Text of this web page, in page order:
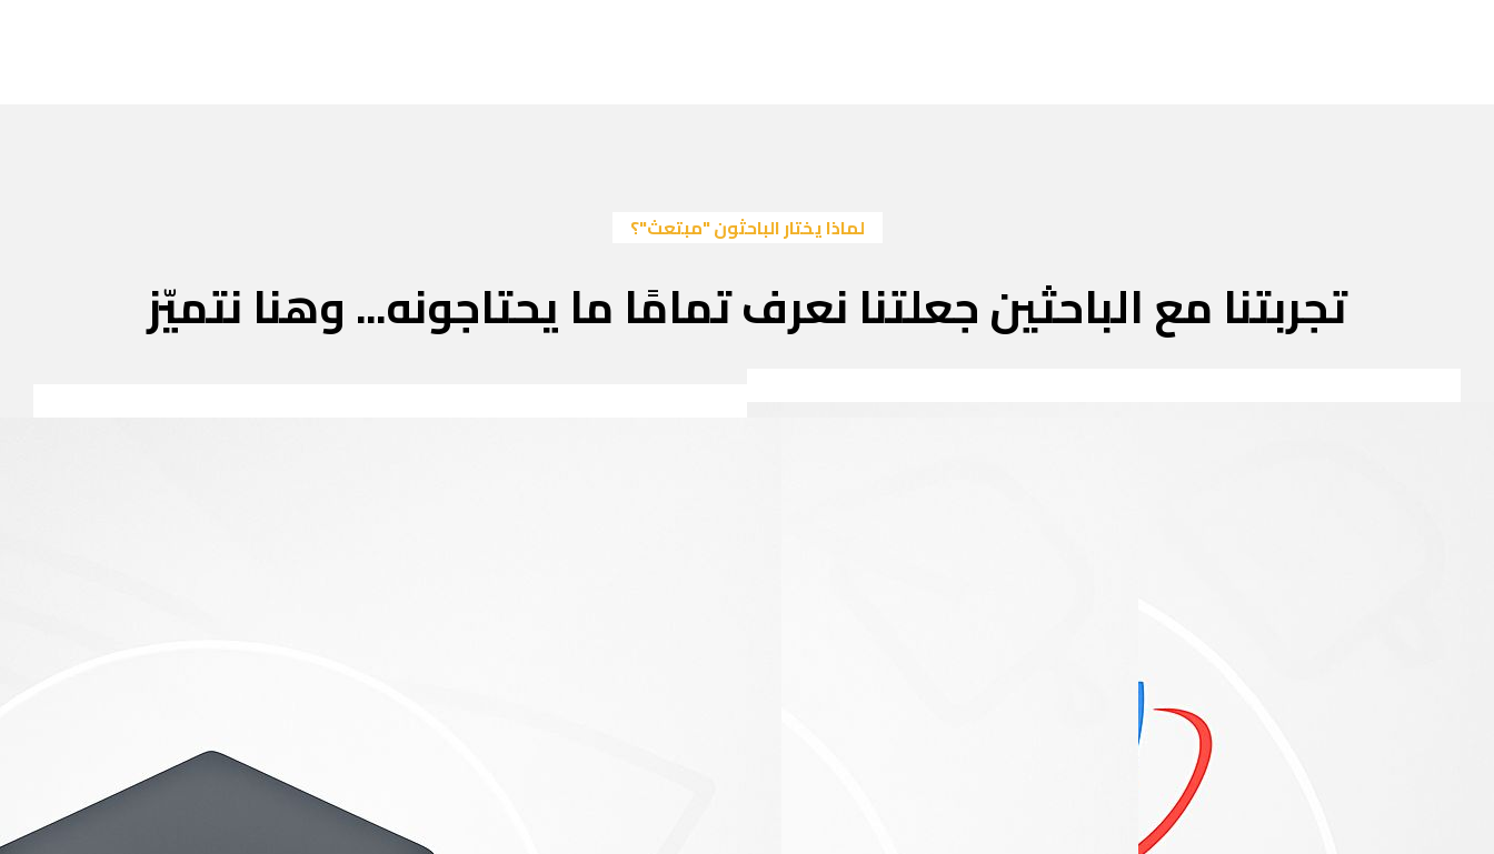
لماذا يختار الباحثون "مبتعث"؟
تجربتنا مع الباحثين جعلتنا نعرف تمامًا ما يحتاجونه... وهنا نتميّز